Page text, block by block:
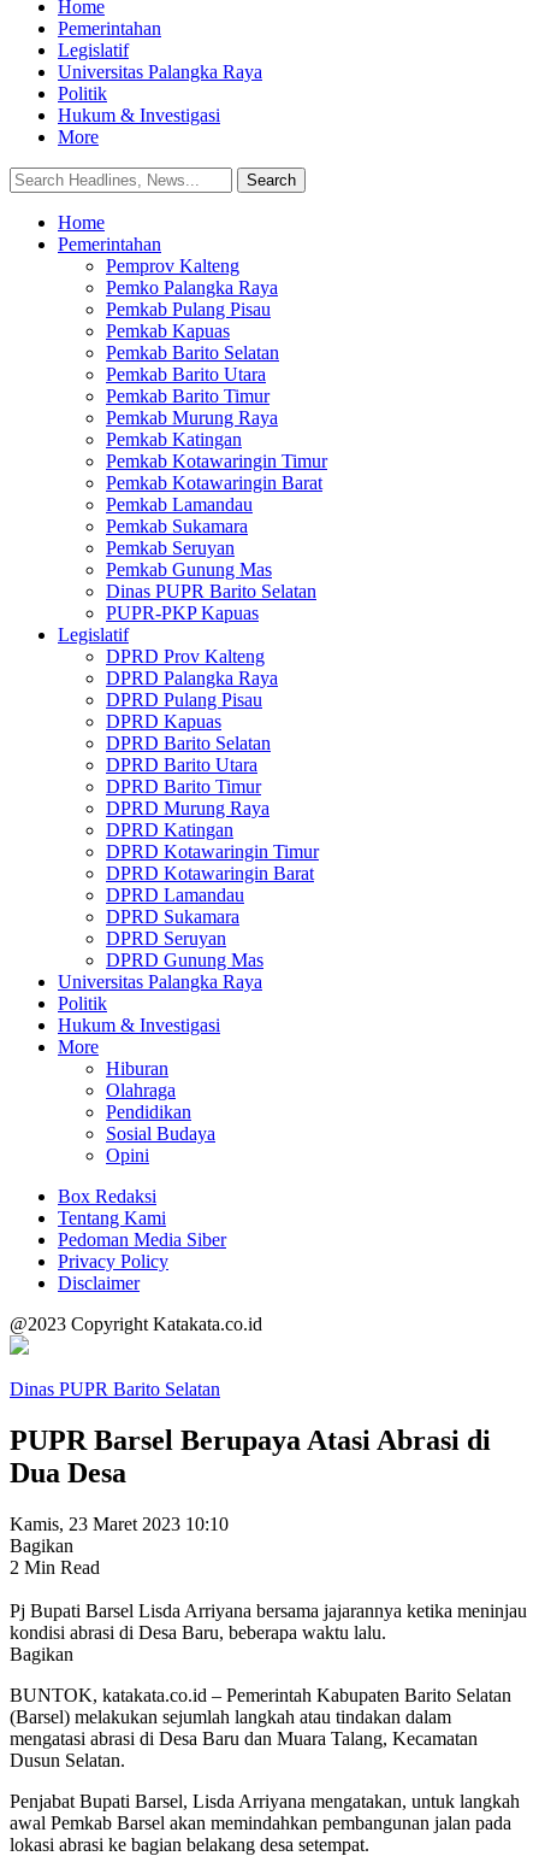
Home
Pemerintahan
Legislatif
Universitas Palangka Raya
Politik
Hukum & Investigasi
More
Home
Pemerintahan
Pemprov Kalteng
Pemko Palangka Raya
Pemkab Pulang Pisau
Pemkab Kapuas
Pemkab Barito Selatan
Pemkab Barito Utara
Pemkab Barito Timur
Pemkab Murung Raya
Pemkab Katingan
Pemkab Kotawaringin Timur
Pemkab Kotawaringin Barat
Pemkab Lamandau
Pemkab Sukamara
Pemkab Seruyan
Pemkab Gunung Mas
Dinas PUPR Barito Selatan
PUPR-PKP Kapuas
Legislatif
DPRD Prov Kalteng
DPRD Palangka Raya
DPRD Pulang Pisau
DPRD Kapuas
DPRD Barito Selatan
DPRD Barito Utara
DPRD Barito Timur
DPRD Murung Raya
DPRD Katingan
DPRD Kotawaringin Timur
DPRD Kotawaringin Barat
DPRD Lamandau
DPRD Sukamara
DPRD Seruyan
DPRD Gunung Mas
Universitas Palangka Raya
Politik
Hukum & Investigasi
More
Hiburan
Olahraga
Pendidikan
Sosial Budaya
Opini
Box Redaksi
Tentang Kami
Pedoman Media Siber
Privacy Policy
Disclaimer
@2023 Copyright Katakata.co.id
Dinas PUPR Barito Selatan
PUPR Barsel Berupaya Atasi Abrasi di
Dua Desa
Kamis, 23 Maret 2023 10:10
Bagikan
2 Min Read
Pj Bupati Barsel Lisda Arriyana bersama jajarannya ketika meninjau
kondisi abrasi di Desa Baru, beberapa waktu lalu.
Bagikan
BUNTOK, katakata.co.id – Pemerintah Kabupaten Barito Selatan
(Barsel) melakukan sejumlah langkah atau tindakan dalam
mengatasi abrasi di Desa Baru dan Muara Talang, Kecamatan
Dusun Selatan.
Penjabat Bupati Barsel, Lisda Arriyana mengatakan, untuk langkah
awal Pemkab Barsel akan memindahkan pembangunan jalan pada
lokasi abrasi ke bagian belakang desa setempat.